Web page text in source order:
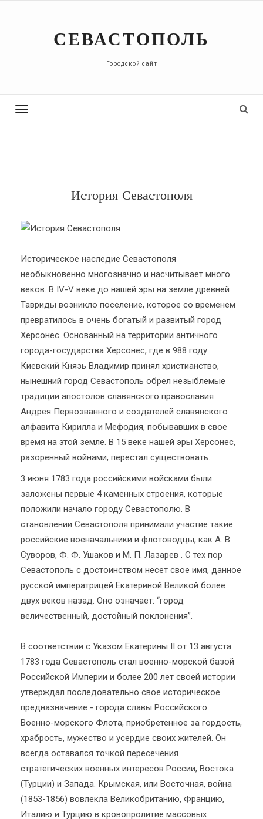
СЕВАСТОПОЛЬ
Городской сайт
Toggle
История Севастополя
Историческое наследие Севастополя
необыкновенно многозначно и насчитывает много
веков. В IV-V веке до нашей эры на земле древней
Тавриды возникло поселение, которое со временем
превратилось в очень богатый и развитый город
Херсонес. Основанный на территории античного
города-государства Херсонес, где в 988 году
Киевский Князь Владимир принял христианство,
нынешний город Севастополь обрел незыблемые
традиции апостолов славянского православия
Андрея Первозванного и создателей славянского
алфавита Кирилла и Мефодия, побывавших в свое
время на этой земле. В 15 веке нашей эры Херсонес,
разоренный войнами, перестал существовать.
3 июня 1783 года российскими войсками были
заложены первые 4 каменных строения, которые
положили начало городу Севастополю. В
становлении Севастополя принимали участие такие
российские военачальники и флотоводцы, как А. В.
Суворов, Ф. Ф. Ушаков и М. П. Лазарев . С тех пор
Севастополь с достоинством несет свое имя, данное
русской императрицей Екатериной Великой более
двух веков назад. Оно означает: “город
величественный, достойный поклонения”.
В соответствии с Указом Екатерины II от 13 августа
1783 года Севастополь стал военно-морской базой
Российской Империи и более 200 лет своей истории
утверждал последовательно свое историческое
предназначение - города славы Российского
Военно-морского Флота, приобретенное за гордость,
храбрость, мужество и усердие своих жителей. Он
всегда оставался точкой пересечения
стратегических военных интересов России, Востока
(Турции) и Запада. Крымская, или Восточная, война
(1853-1856) вовлекла Великобританию, Францию,
Италию и Турцию в кровопролитие массовых